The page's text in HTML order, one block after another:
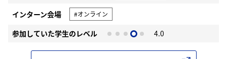
インターン会場
#オンライン
参加していた学生のレベル 4.0